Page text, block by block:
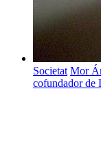
Societat Mor
cofundador de